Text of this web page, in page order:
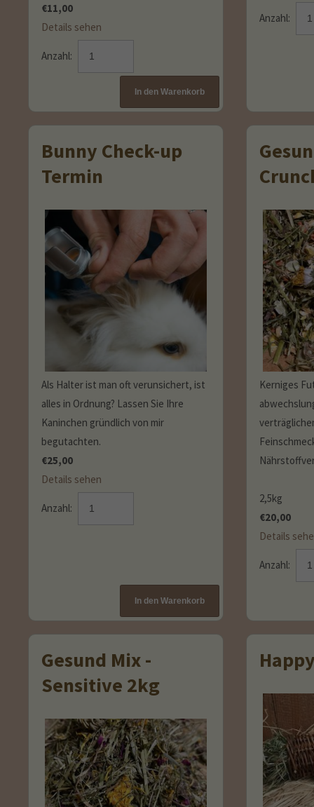
€11,00
Details sehen
Anzahl:
Anzahl:
Bunny Check-up
Termin
Als Halter ist man oft verunsichert, ist
alles in Ordnung? Lassen Sie Ihre
Kaninchen gründlich von mir
begutachten.
€25,00
Details sehen
Anzahl:
Kerniges
2,5kg
€20,00
Details
Anzahl:
Gesund Mix -
Sensitive 2kg